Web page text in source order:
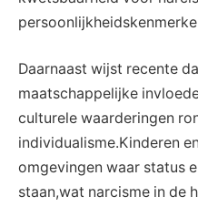
Daarnaast wijst recente
maatschappelijke
culturele waarderingen
individualisme.Kinderen
omgevingen waar status
staan,wat narcisme in de